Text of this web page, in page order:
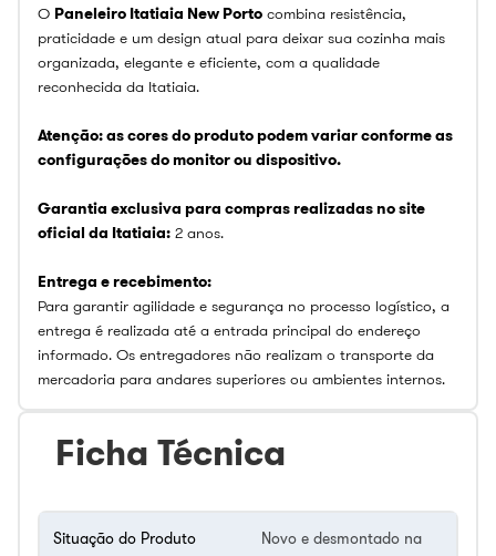
O Paneleiro Itatiaia New Porto combina resistência,
praticidade e um design atual para deixar sua cozinha mais
organizada, elegante e eficiente, com a qualidade
reconhecida da Itatiaia.
Atenção: as cores do produto podem variar conforme as
configurações do monitor ou dispositivo.
Garantia exclusiva para compras realizadas no site
oficial da Itatiaia: 2 anos.
Entrega e recebimento:
Para garantir agilidade e segurança no processo logístico, a
entrega é realizada até a entrada principal do endereço
informado. Os entregadores não realizam o transporte da
mercadoria para andares superiores ou ambientes internos.
Ficha Técnica
Situação do Produto
Novo e desmontado na